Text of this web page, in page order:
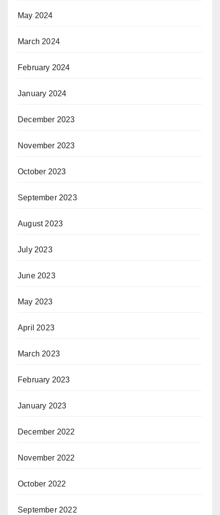
May 2024
March 2024
February 2024
January 2024
December 2023
November 2023
October 2023
September 2023
August 2023
July 2023
June 2023
May 2023
April 2023
March 2023
February 2023
January 2023
December 2022
November 2022
October 2022
September 2022